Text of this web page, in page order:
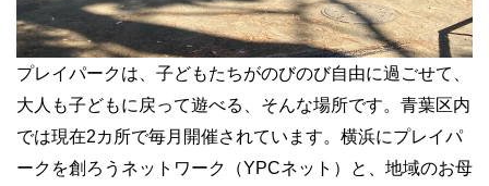
プレイパークは、子どもたちがのびのび自由に過ごせて、
大人も子どもに戻って遊べる、そんな場所です。青葉区内
では現在2カ所で毎月開催されています。横浜にプレイパ
ークを創ろうネットワーク（YPCネット）と、地域のお母